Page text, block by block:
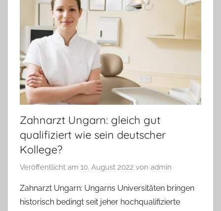
Zahnarzt Ungarn: gleich gut
qualifiziert wie sein deutscher
Kollege?
Veröffentlicht am 10. August 2022 von admin
Zahnarzt Ungarn: Ungarns Universitäten bringen
historisch bedingt seit jeher hochqualifizierte